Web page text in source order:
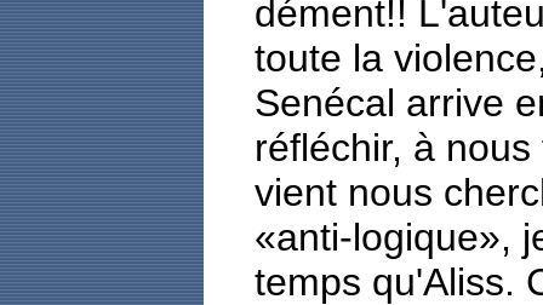
dément!!
toute la
Senécal arrive
réfléchir, à
vient nous
«anti-logique»,
temps qu'Aliss.